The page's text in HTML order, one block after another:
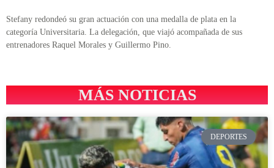
Stefany redondeó su gran actuación con una medalla de plata en la
categoría Universitaria. La delegación, que viajó acompañada de sus
entrenadores Raquel Morales y Guillermo Pino.
MÁS NOTICIAS
DEPORTES